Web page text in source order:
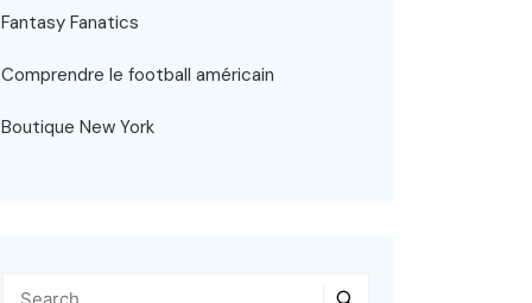
Fantasy Fanatics
Comprendre le football américain
Boutique New York